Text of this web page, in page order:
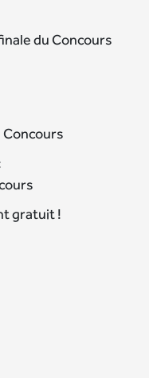
du Concours
Concours
gratuit !